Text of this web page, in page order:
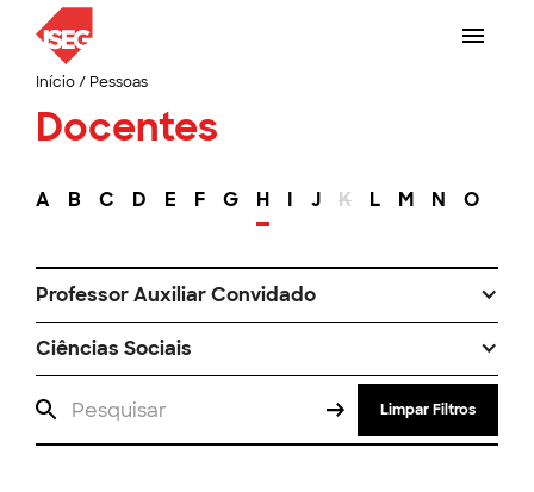
Início/ Pessoas
Docentes
A B C D E F G H I J K L M N O
Professor Auxiliar Convidado
Ciências Sociais
Limpar Filtros